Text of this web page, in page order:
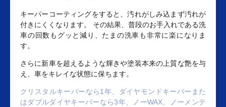
キーパーコーティングをすると、汚れがしみ込まず汚れが
付きにくくなります。 その結果、普段のお手入れである洗
車の回数もグッと減り、たまの洗車も非常に楽になりま
す。
さらに新車を超えるような輝きや塗装本来の上質な艶を与
え、車をキレイな状態に保ちます。
クリスタルキーパーなら1年、ダイヤモンドキーパーまた
はダブルダイヤキーパーなら3年、ノーWAX、ノーメンテ